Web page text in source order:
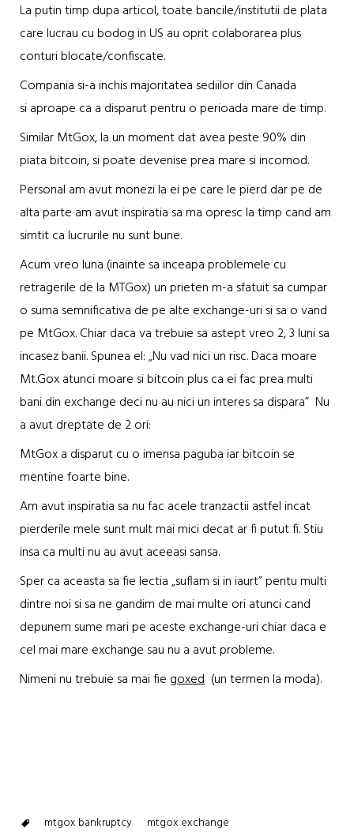
La putin timp dupa articol, toate bancile/institutii de plata
care lucrau cu bodog in US au oprit colaborarea plus
conturi blocate/confiscate.
Compania si-a inchis majoritatea sediilor din Canada
si aproape ca a disparut pentru o perioada mare de timp.
Similar MtGox, la un moment dat avea peste 90% din
piata bitcoin, si poate devenise prea mare si incomod.
Personal am avut monezi la ei pe care le pierd dar pe de
alta parte am avut inspiratia sa ma opresc la timp cand am
simtit ca lucrurile nu sunt bune.
Acum vreo luna (inainte sa inceapa problemele cu
retragerile de la MTGox) un prieten m-a sfatuit sa cumpar
o suma semnificativa de pe alte exchange-uri si sa o vand
pe MtGox. Chiar daca va trebuie sa astept vreo 2, 3 luni sa
incasez banii. Spunea el: „Nu vad nici un risc. Daca moare
Mt.Gox atunci moare si bitcoin plus ca ei fac prea multi
bani din exchange deci nu au nici un interes sa dispara” Nu
a avut dreptate de 2 ori:
MtGox a disparut cu o imensa paguba iar bitcoin se
mentine foarte bine.
Am avut inspiratia sa nu fac acele tranzactii astfel incat
pierderile mele sunt mult mai mici decat ar fi putut fi. Stiu
insa ca multi nu au avut aceeasi sansa.
Sper ca aceasta sa fie lectia „suflam si in iaurt” pentu multi
dintre noi si sa ne gandim de mai multe ori atunci cand
depunem sume mari pe aceste exchange-uri chiar daca e
cel mai mare exchange sau nu a avut probleme.
Nimeni nu trebuie sa mai fie goxed (un termen la moda).
mtgox bankruptcy mtgox exchange